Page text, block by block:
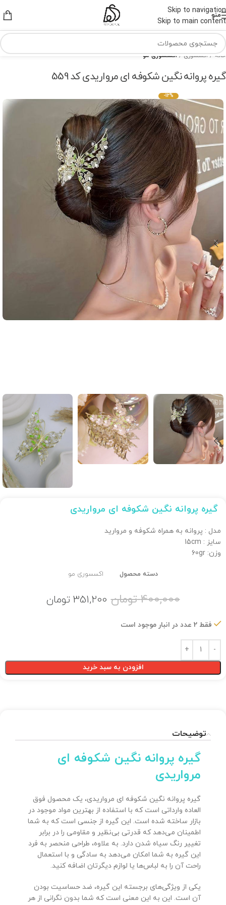
Skip to navigation
Skip to main content
منو
خانه اکسسوری اکسسوری مو
گیره پروانه نگین شکوفه ای مرواریدی کد 559
-12%
گیره پروانه نگین شکوفه ای مرواریدی
مدل : پروانه به همراه شکوفه و مروارید
سایز : 15cm
وزن: 60gr
دسته محصول اکسسوری مو
400,000 تومان 351,200 تومان
فقط 2 عدد در انبار موجود است
افزودن به سبد خرید
توضیحات
گیره پروانه نگین شکوفه ای
مرواریدی
گیره پروانه نگین شکوفه ای مرواریدی، یک محصول فوق
العاده وارداتی است که با استفاده از بهترین مواد موجود در
بازار ساخته شده است. این گیره از جنسی است که به شما
اطمینان می‌دهد که قدرتی بی‌نظیر و مقاومی را در برابر
تغییر رنگ سیاه شدن دارد. به علاوه، طراحی منحصر به فرد
این گیره به شما امکان می‌دهد به سادگی و با استعمال
راحت آن را به لباس‌ها یا لوازم دیگرتان اضافه کنید.
یکی از ویژگی‌های برجسته این گیره، ضد حساسیت بودن
آن است. این به این معنی است که شما بدون نگرانی از هر